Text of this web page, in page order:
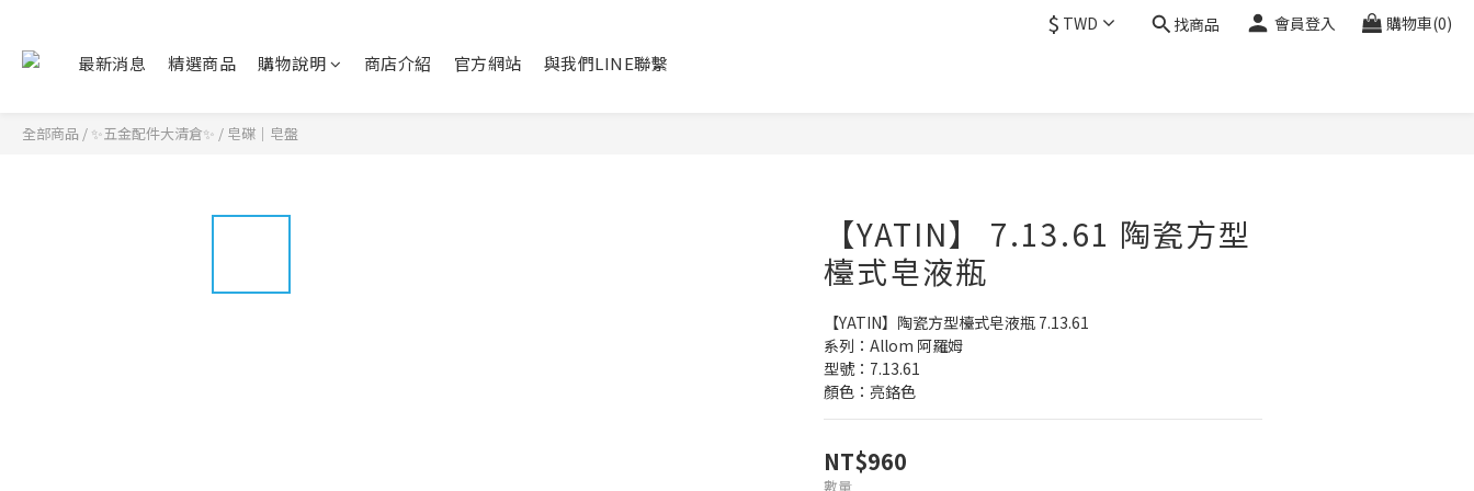
$ TWD 找商品 會員登入 購物車(0)
最新消息 精選商品 購物說明 商店介紹 官方網站 與我們LINE聯繫
全部商品 / ✨五金配件大清倉✨ / 皂碟｜皂盤
【YATIN】 7.13.61 陶瓷方型
檯式皂液瓶
【YATIN】陶瓷方型檯式皂液瓶 7.13.61
系列：Allom 阿羅姆
型號：7.13.61
顏色：亮鉻色
NT$960
數量